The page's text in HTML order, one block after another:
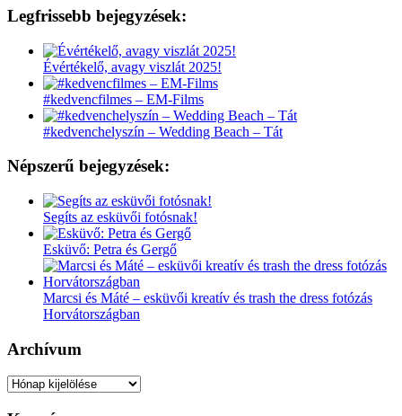
Legfrissebb bejegyzések:
Évértékelő, avagy viszlát 2025!
#kedvencfilmes – EM-Films
#kedvenchelyszín – Wedding Beach – Tát
Népszerű bejegyzések:
Segíts az esküvői fotósnak!
Esküvő: Petra és Gergő
Marcsi és Máté – esküvői kreatív és trash the dress fotózás
Horvátországban
Archívum
Archívum